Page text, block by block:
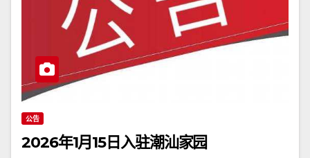
公告
2026年1月15日入驻潮汕家园